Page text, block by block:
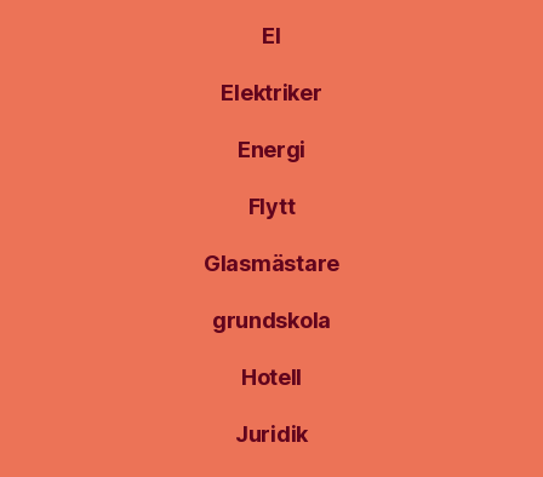
El
Elektriker
Energi
Flytt
Glasmästare
grundskola
Hotell
Juridik